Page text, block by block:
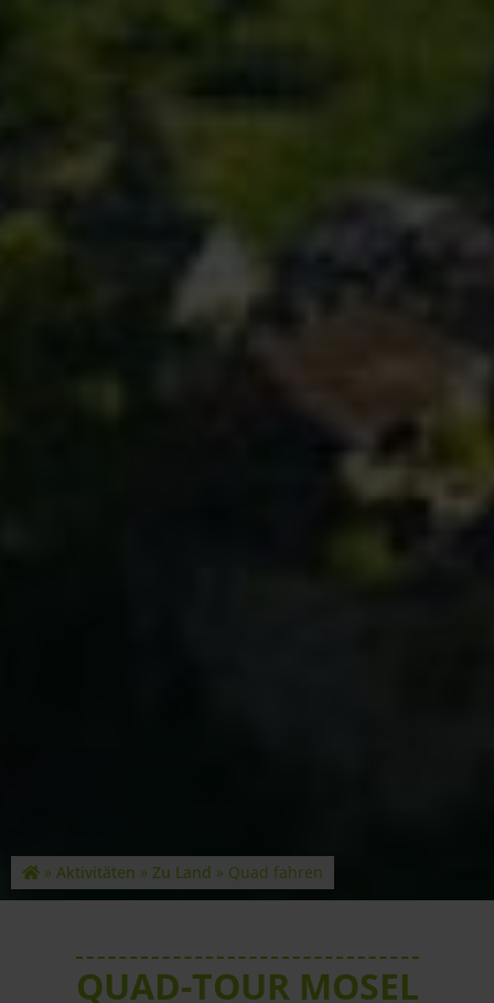
» Aktivitäten » Zu Land » Quad fahren
QUAD-TOUR MOSEL